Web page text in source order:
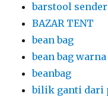
barstool
BAZAR TENT
bean bag
bean bag
beanbag
bilik ganti dari